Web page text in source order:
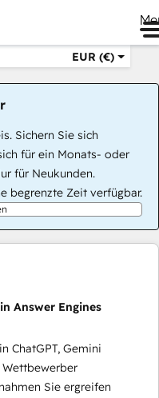
EUR (€)
Sichern Sie sich
für ein Monats- oder
für Neukunden.
begrenzte Zeit verfügbar.
Answer Engines
ChatGPT, Gemini
Sie ergreifen